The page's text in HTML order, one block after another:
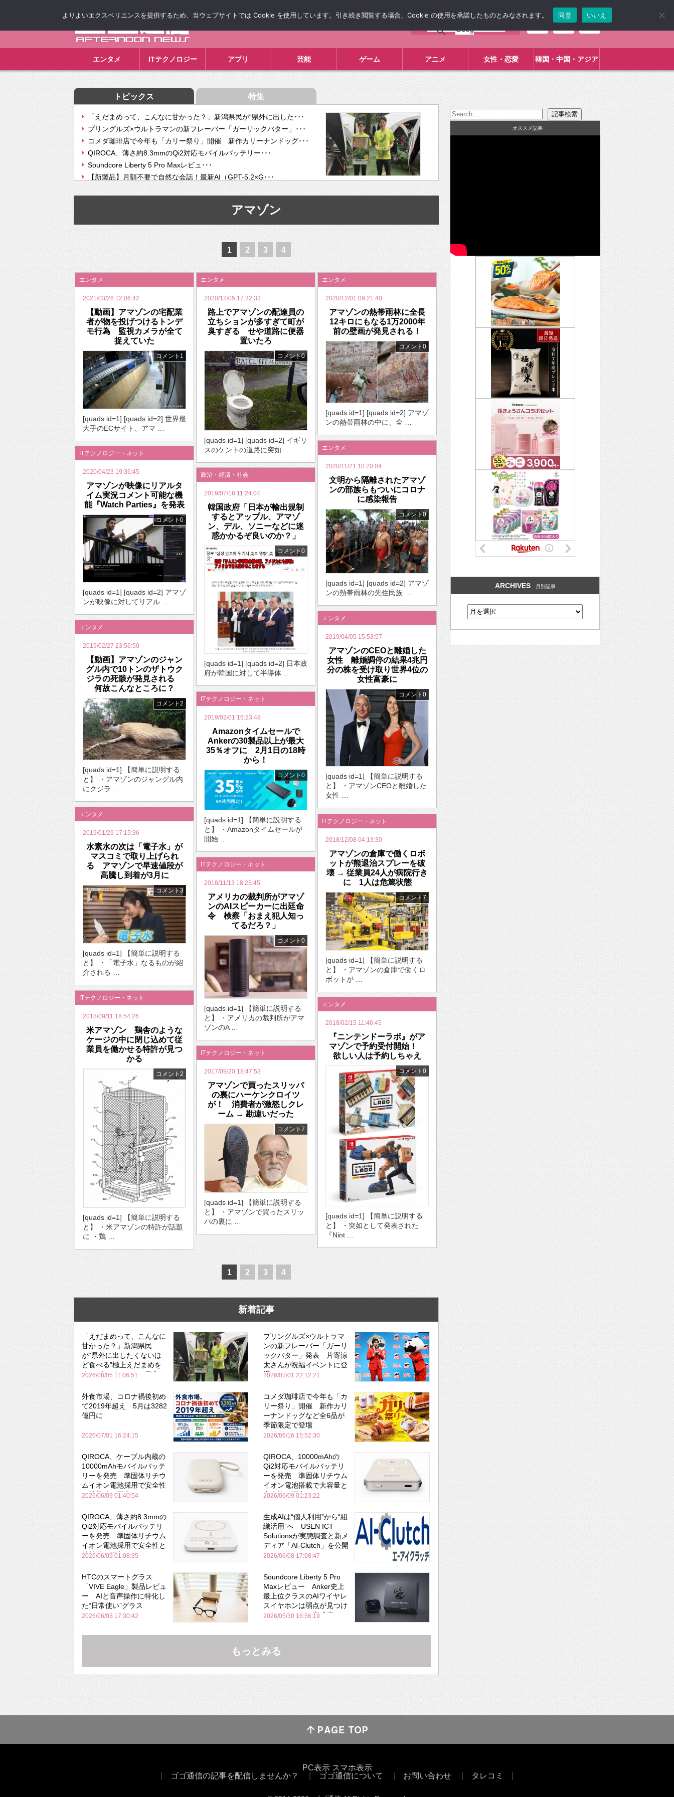
エンタメ ITテクノロジー アプリ 芸能 ゲーム アニメ 女性・恋愛 韓国・中国・アジア
トピックス 特集
「えだまめって、こんなに甘かった？」新潟県民が“県外に出した･･･
プリングルズ×ウルトラマンの新フレーバー「ガーリックバター」･･･
コメダ珈琲店で今年も「カリー祭り」開催 新作カリーナンドッグ･･･
QIROCA、薄さ約8.3mmのQi2対応モバイルバッテリー･･･
Soundcore Liberty 5 Pro Maxレビュ･･･
【新製品】月額不要で自然な会話！最新AI（GPT-5.2×G･･･
【次世代の没入感と生産性】VITURE Luma Ultra･･･
挫折率8割の壁をAIで突破。ジャストシステム、”自分が今話し･･･
2026年のバレンタインは「自分で作って、想いを渡す」 TE･･･
アマゾン
1 2 3 4
エンタメ
2021/03/26 12:06:42
【動画】アマゾンの宅配業
者が物を投げつけるトンデ
モ行為 監視カメラが全て
捉えていた
コメント1
[quads id=1] [quads id=2] 世界最
大手のECサイト、アマ …
エンタメ
2020/12/05 17:32:33
路上でアマゾンの配達員の
立ちションが多すぎて町が
臭すぎる せや道路に便器
置いたろ
コメント0
[quads id=1] [quads id=2] イギリ
スのケントの道路に突如 …
エンタメ
2020/12/01 09:21:40
アマゾンの熱帯雨林に全長
12キロにもなる1万2000年
前の壁画が発見される！
コメント0
[quads id=1] [quads id=2] アマゾ
ンの熱帯雨林の中に、全 …
エンタメ
2020/11/21 10:20:04
文明から隔離されたアマゾ
ンの部族らもついにコロナ
に感染報告
コメント0
[quads id=1] [quads id=2] アマゾ
ンの熱帯雨林の先住民族 …
ITテクノロジー・ネット
2020/04/23 19:36:45
アマゾンが映像にリアルタ
イム実況コメント可能な機
能『Watch Parties』を発表
コメント0
[quads id=1] [quads id=2] アマゾ
ンが映像に対してリアル …
政治・経済・社会
2019/07/18 11:24:04
韓国政府「日本が輸出規制
するとアップル、アマゾ
ン、デル、ソニーなどに迷
惑かかるぞ良いのか？」
コメント0
[quads id=1] [quads id=2] 日本政
府が韓国に対して半導体 …
エンタメ
2019/04/05 15:53:57
アマゾンのCEOと離婚した
女性 離婚調停の結果4兆円
分の株を受け取り世界4位の
女性富豪に
コメント0
[quads id=1] 【簡単に説明する
と】 ・アマゾンCEOと離婚した
女性 …
エンタメ
2019/02/27 23:56:50
【動画】アマゾンのジャン
グル内で10トンのザトウク
ジラの死骸が発見される
何故こんなところに？
コメント2
[quads id=1] 【簡単に説明する
と】 ・アマゾンのジャングル内
にクジラ …
ITテクノロジー・ネット
2019/02/01 16:23:48
Amazonタイムセールで
Ankerの30製品以上が最大
35％オフに 2月1日の18時
から！
コメント0
[quads id=1] 【簡単に説明する
と】 ・Amazonタイムセールが
開始 …
エンタメ
2019/01/29 17:15:36
水素水の次は「電子水」が
マスコミで取り上げられ
る アマゾンで早速値段が
高騰し到着が3月に
コメント3
[quads id=1] 【簡単に説明する
と】 ・「電子水」なるものが紹
介される …
ITテクノロジー・ネット
2018/12/08 04:13:30
アマゾンの倉庫で働くロボ
ットが熊退治スプレーを破
壊 → 従業員24人が病院行き
に 1人は危篤状態
コメント7
[quads id=1] 【簡単に説明する
と】 ・アマゾンの倉庫で働くロ
ボットが …
ITテクノロジー・ネット
2018/11/13 18:25:45
アメリカの裁判所がアマゾ
ンのAIスピーカーに出廷命
令 検察「おまえ犯人知っ
てるだろ？」
コメント0
[quads id=1] 【簡単に説明する
と】 ・アメリカの裁判所がアマ
ゾンのA …
ITテクノロジー・ネット
2018/09/11 18:54:26
米アマゾン 鶏舎のような
ケージの中に閉じ込めて従
業員を働かせる特許が見つ
かる
コメント2
[quads id=1] 【簡単に説明する
と】 ・米アマゾンの特許が話題
に ・鶏 …
エンタメ
2018/02/15 11:46:45
『ニンテンドーラボ』がア
マゾンで予約受付開始！
欲しい人は予約しちゃえ
コメント0
[quads id=1] 【簡単に説明する
と】 ・突如として発表された
『Nint …
ITテクノロジー・ネット
2017/09/20 18:47:53
アマゾンで買ったスリッパ
の裏にハーケンクロイツ
が！ 消費者が激怒しクレ
ーム → 勘違いだった
コメント7
[quads id=1] 【簡単に説明する
と】 ・アマゾンで買ったスリッ
パの裏に …
1 2 3 4
新着記事
「えだまめって、こんなに
甘かった？」新潟県民
が“県外に出したくないほ
ど食べる”極上えだまめを
森のビアガーデンで実食
2026/08/05 11:06:51
プリングルズ×ウルトラマ
ンの新フレーバー「ガーリ
ックバター」発表 片寄涼
太さんが祝福イベントに登
場
2026/07/01 22:12:21
外食市場、コロナ禍後初め
て2019年超え 5月は3282
億円に
2026/07/01 16:24:15
コメダ珈琲店で今年も「カ
リー祭り」開催 新作カリ
ーナンドッグなど全6品が
季節限定で登場
2026/06/16 15:52:30
QIROCA、ケーブル内蔵の
10000mAhモバイルバッテ
リーを発売 準固体リチウ
ムイオン電池採用で安全性
と携帯性を両立
2026/06/09 01:40:54
QIROCA、10000mAhの
Qi2対応モバイルバッテリ
ーを発売 準固体リチウム
イオン電池搭載で大容量と
安全性を両立
2026/06/09 01:23:22
QIROCA、薄さ約8.3mmの
Qi2対応モバイルバッテリ
ーを発売 準固体リチウム
イオン電池採用で安全性と
携帯性を両立
2026/06/09 01:08:35
生成AIは“個人利用”から“組
織活用”へ USEN ICT
Solutionsが実態調査と新メ
ディア「AI-Clutch」を公開
2026/06/08 17:08:47
HTCのスマートグラス
「VIVE Eagle」製品レビュ
ー AIと音声操作に特化し
た“日常使い”グラス
2026/06/03 17:30:42
Soundcore Liberty 5 Pro
Maxレビュー Anker史上
最上位クラスのAIワイヤレ
スイヤホンは弱点が見つけ
づらいくらいの完成度にび
Bose並み
2026/05/30 16:56:19
もっとみる
:
オススメ記事
ARCHIVES 月別記事
PC表示 スマホ表示
ゴゴ通信の記事を配信しませんか？
ゴゴ通信について お問い合わせ タレコミ
よりよいエクスペリエンスを提供するため、当ウェブサイトでは Cookie を使用しています。引き続き閲覧する場合、Cookie の使用を承諾したものとみなされます。 同意 いいえ